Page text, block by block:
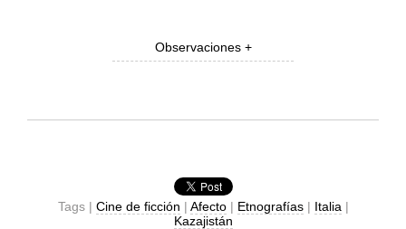
Observaciones +
Tags | Cine de ficción | Afecto| Etnografías| Italia |
Kazajistán